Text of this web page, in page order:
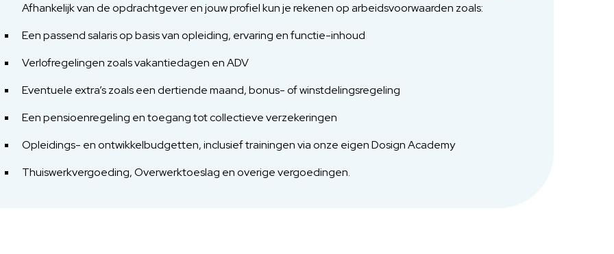
Afhankelijk van de opdrachtgever en jouw profiel kun je rekenen op arbeidsvoorwaarden zoals:
Een passend salaris op basis van opleiding, ervaring en functie-inhoud
Verlofregelingen zoals vakantiedagen en ADV
Eventuele extra’s zoals een dertiende maand, bonus- of winstdelingsregeling
Een pensioenregeling en toegang tot collectieve verzekeringen
Opleidings- en ontwikkelbudgetten, inclusief trainingen via onze eigen Dosign Academy
Thuiswerkvergoeding, Overwerktoeslag en overige vergoedingen.